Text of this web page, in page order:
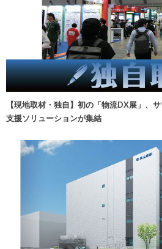
【現地取材・独自】初の「物流DX展」、
支援ソリューションが集結